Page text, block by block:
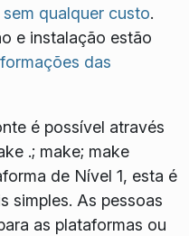
sem qualquer custo.
e instalação estão
das
é possível através
.; make; make
de Nível 1, esta é
simples. As pessoas
as plataformas ou